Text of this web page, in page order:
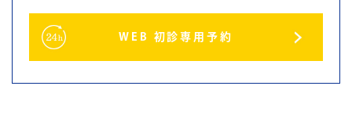
WEB 初診専用予約